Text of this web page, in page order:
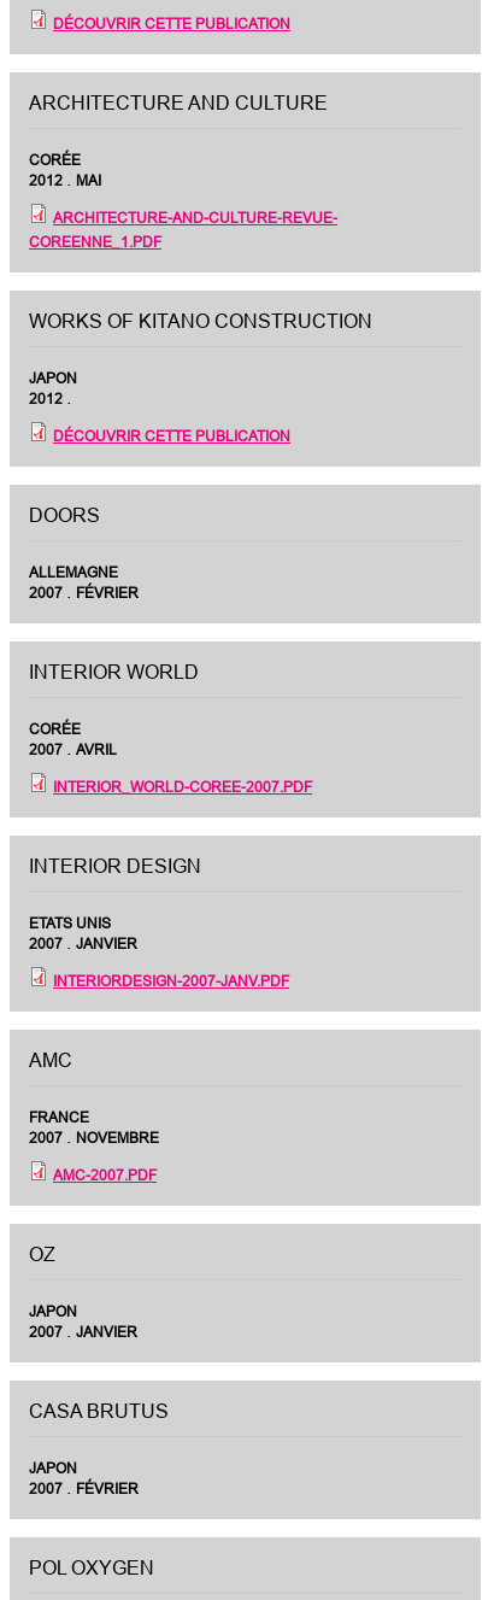
DÉCOUVRIR CETTE PUBLICATION
ARCHITECTURE AND CULTURE
CORÉE
2012
MAI
ARCHITECTURE-AND-CULTURE-REVUE-
COREENNE_1.PDF
WORKS OF KITANO CONSTRUCTION
JAPON
2012
DÉCOUVRIR CETTE PUBLICATION
DOORS
ALLEMAGNE
2007
FÉVRIER
INTERIOR WORLD
CORÉE
2007
AVRIL
INTERIOR_WORLD-COREE-2007.PDF
INTERIOR DESIGN
ETATS UNIS
2007
JANVIER
INTERIORDESIGN-2007-JANV.PDF
AMC
FRANCE
2007
NOVEMBRE
AMC-2007.PDF
OZ
JAPON
2007
JANVIER
CASA BRUTUS
JAPON
2007
FÉVRIER
POL OXYGEN